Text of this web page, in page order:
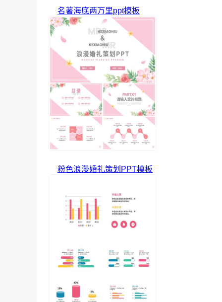
名著海底两万里ppt模板
粉色浪漫婚礼策划PPT模板